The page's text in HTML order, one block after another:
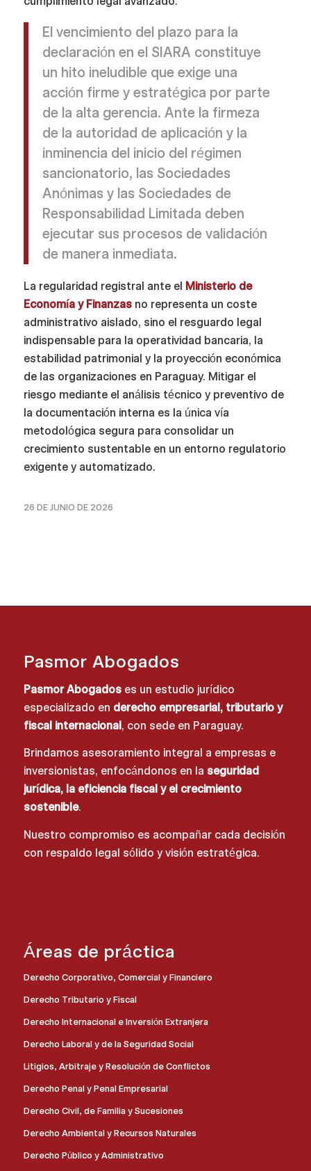
El vencimiento del plazo para la
declaración en el SIARA constituye
un hito ineludible que exige una
acción firme y estratégica por parte
de la alta gerencia. Ante la firmeza
de la autoridad de aplicación y la
inminencia del inicio del régimen
sancionatorio, las Sociedades
Anónimas y las Sociedades de
Responsabilidad Limitada deben
ejecutar sus procesos de validación
de manera inmediata.
La regularidad registral ante el Ministerio de
Economía y Finanzasno representa un coste
administrativo aislado, sino el resguardo legal
indispensable para la operatividad bancaria, la
estabilidad patrimonial y la proyección económica
de las organizaciones en Paraguay. Mitigar el
riesgo mediante el análisis técnico y preventivo de
la documentación interna es la única vía
metodológica segura para consolidar un
crecimiento sustentable en un entorno regulatorio
exigente y automatizado.
26 DE JUNIO DE 2026
Pasmor Abogados
Pasmor Abogadoses un estudio jurídico
especializado en derecho empresarial, tributario y
fiscal internacional, con sede en Paraguay.
Brindamos asesoramiento integral a empresas e
inversionistas, enfocándonos en la seguridad
jurídica, la eficiencia fiscal y el crecimiento
sostenible.
Nuestro compromiso es acompañar cada decisión
con respaldo legal sólido y visión estratégica.
Áreas de práctica
Derecho Corporativo, Comercial y Financiero
Derecho Tributario y Fiscal
Derecho Internacional e Inversión Extranjera
Derecho Laboral y de la Seguridad Social
Litigios, Arbitraje y Resolución de Conflictos
Derecho Penal y Penal Empresarial
Derecho Civil, de Familia y Sucesiones
Derecho Ambiental y Recursos Naturales
Derecho Público y Administrativo